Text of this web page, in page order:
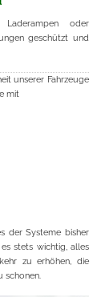
Laderampen oder
geschützt und
unserer Fahrzeuge
mit
der Systeme bisher
stets wichtig, alles
zu erhöhen, die
schonen.